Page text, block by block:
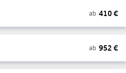
ab 410€
ab 952 €